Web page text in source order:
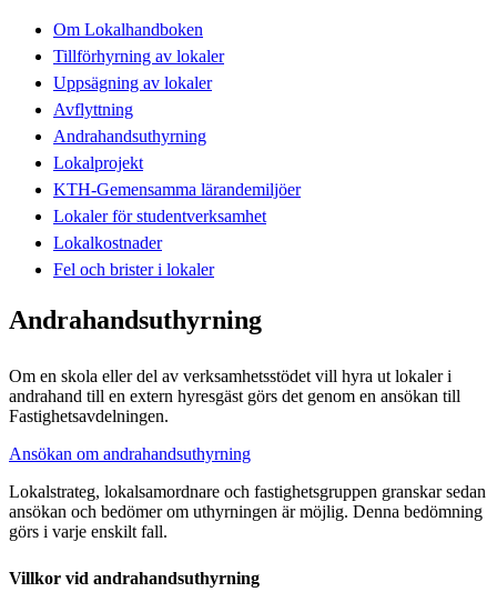
Om Lokalhandboken
Tillförhyrning av lokaler
Uppsägning av lokaler
Avflyttning
Andrahandsuthyrning
Lokalprojekt
KTH-Gemensamma lärandemiljöer
Lokaler för studentverksamhet
Lokalkostnader
Fel och brister i lokaler
Andrahandsuthyrning
Om en skola eller del av verksamhetsstödet vill hyra ut lokaler i
andrahand till en extern hyresgäst görs det genom en ansökan till
Fastighetsavdelningen.
Ansökan om andrahandsuthyrning
Lokalstrateg, lokalsamordnare och fastighetsgruppen granskar sedan
ansökan och bedömer om uthyrningen är möjlig. Denna bedömning
görs i varje enskilt fall.
Villkor vid andrahandsuthyrning